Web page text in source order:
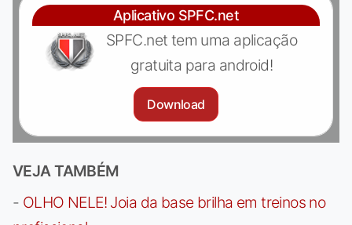
Aplicativo SPFC.net
SPFC.net tem uma aplicação
gratuita para android!
Download
VEJA TAMBÉM
- OLHO NELE! Joia da base brilha em treinos no